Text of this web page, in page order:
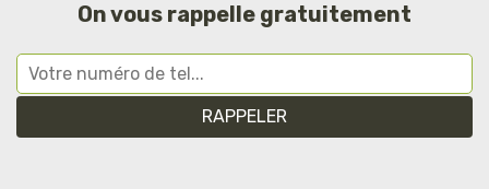
On vous rappelle gratuitement